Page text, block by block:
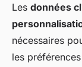
Les données
nécessaires
les